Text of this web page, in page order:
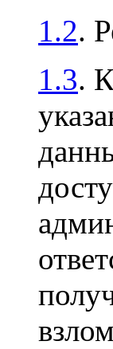
1.2.
1.3.